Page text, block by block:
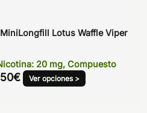
Lotus Waffle Viper
20 mg, Compuesto
€ Ver opciones >